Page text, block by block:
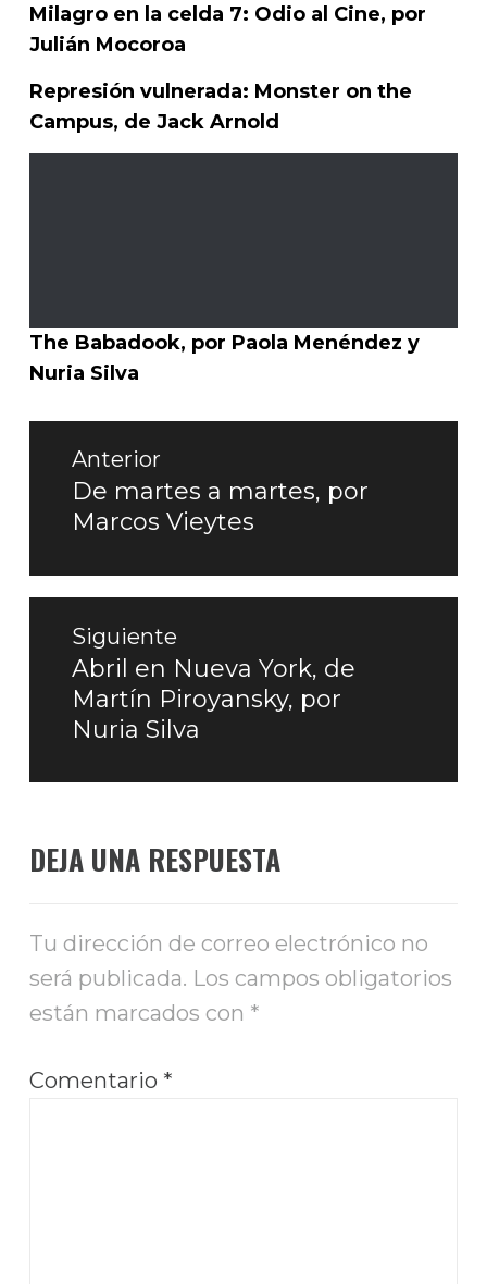
Milagro en la celda 7: Odio al Cine, por
Julián Mocoroa
Represión vulnerada: Monster on the
Campus, de Jack Arnold
The Babadook, por Paola Menéndez y
Nuria Silva
Navegación
entradas
Anterior
Entrada
anterior:
De martes a martes, por
Marcos Vieytes
Siguiente
Entrada
siguiente:
Abril en Nueva York, de
Martín Piroyansky, por
Nuria Silva
DEJA UNA RESPUESTA
Tu dirección de correo electrónico no
será publicada. Los campos obligatorios
están marcados con *
Comentario *